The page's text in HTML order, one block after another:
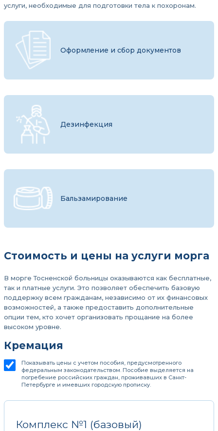
услуги, необходимые для подготовки тела к похоронам.
Оформление и сбор документов
Дезинфекция
Бальзамирование
Стоимость и цены на услуги морга
В морге Тосненской больницы оказываются как бесплатные,
так и платные услуги. Это позволяет обеспечить базовую
поддержку всем гражданам, независимо от их финансовых
возможностей, а также предоставить дополнительные
опции тем, кто хочет организовать прощание на более
высоком уровне.
Кремация
Показывать цены с учетом пособия, предусмотренного
федеральным законодательством. Пособие выделяется на
погребение российских граждан, проживавших в Санкт-
Петербурге и имевших городскую прописку.
Комплекс №1 (базовый)